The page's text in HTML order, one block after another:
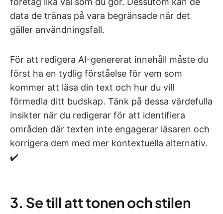
data de tränas på vara begränsade när det
gäller användningsfall.
För att redigera AI-genererat innehåll måste du
först ha en tydlig förståelse för vem som
kommer att läsa din text och hur du vill
förmedla ditt budskap. Tänk på dessa värdefulla
insikter när du redigerar för att identifiera
områden där texten inte engagerar läsaren och
korrigera dem med mer kontextuella alternativ.
✔️
3. Se till att tonen och stilen